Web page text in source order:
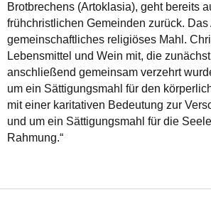
Brotbrechens (Artoklasia), geht bereits
frühchristlichen Gemeinden zurück.
gemeinschaftliches religiöses Mahl.
Lebensmittel und Wein mit, die
anschließend gemeinsam verzehrt
um ein Sättigungsmahl für den
mit einer karitativen Bedeutung zur
und um ein Sättigungsmahl für die
Rahmung.“